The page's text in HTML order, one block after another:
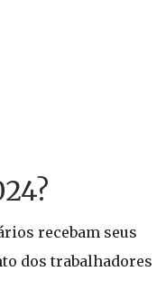
recebam seus
dos trabalhadores